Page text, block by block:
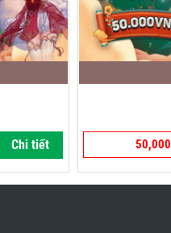
Chi tiết 50,000